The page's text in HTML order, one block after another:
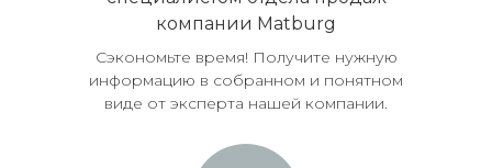
компании Matburg
Сэкономьте время! Получите нужную
информацию в собранном и понятном
виде от эксперта нашей компании.